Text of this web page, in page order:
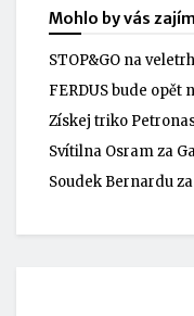
Mohlo by vás
STOP&GO na
FERDUS bude opět
Získej triko
Svítilna Osram za
Soudek Bernardu za